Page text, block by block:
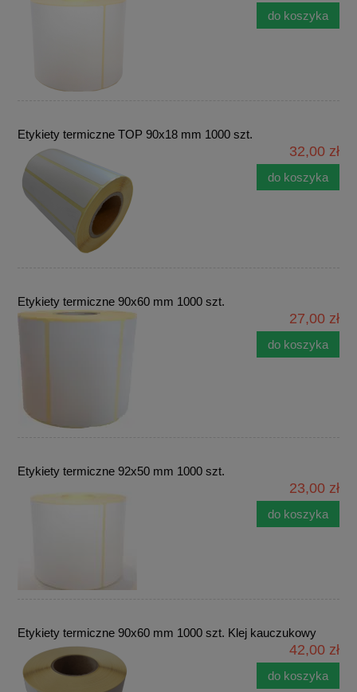
do koszyka
Etykiety termiczne TOP 90x18 mm 1000 szt.
32,00 zł
do koszyka
Etykiety termiczne 90x60 mm 1000 szt.
27,00 zł
do koszyka
Etykiety termiczne 92x50 mm 1000 szt.
23,00 zł
do koszyka
Etykiety termiczne 90x60 mm 1000 szt. Klej kauczukowy
42,00 zł
do koszyka